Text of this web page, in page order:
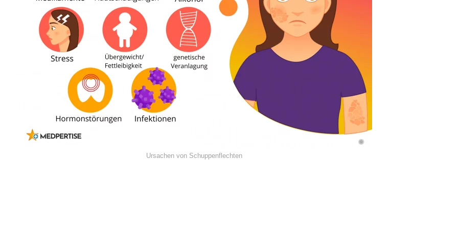
©
Ursachen von Schuppenflechten